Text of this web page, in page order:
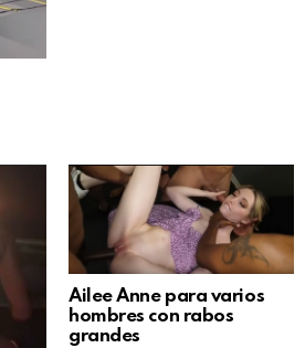
Ailee Anne para varios
hombres con rabos
grandes